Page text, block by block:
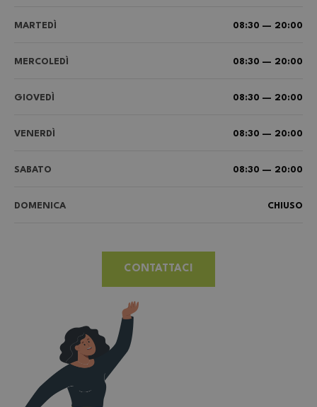
MARTEDÌ 08:30 — 20:00
MERCOLEDÌ 08:30 — 20:00
GIOVEDÌ 08:30 — 20:00
VENERDÌ 08:30 — 20:00
SABATO 08:30 — 20:00
DOMENICA CHIUSO
CONTATTACI